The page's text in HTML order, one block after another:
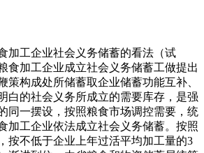
工企业社会义务储蓄的看法（试
食加工企业成立社会义务储蓄工做提出
构成处所储蓄取企业储蓄功能互补、
白的社会义务所成立的需要库存，是强
同一摆设，按照粮食市场调控需要，统
加工企业依法成立社会义务储蓄。按照
按不低于企业上年过活平均加工量的3